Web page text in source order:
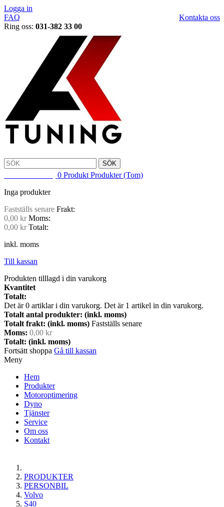
Logga in
Kontakta oss
FAQ
Ring oss: 031-382 33 00
SÖK
0 Produkt Produkter (Tom)
Inga produkter
Fastställs senare Frakt:
0,00 kr Moms:
0,00 kr Totalt:
inkl. moms
Till kassan
Produkten tilllagd i din varukorg
Kvantitet
Totalt:
Det är0 artiklar i din varukorg. Det är 1 artikel in din varukorg.
Totalt antal produkter: (inkl. moms)
Totalt frakt: (inkl. moms) Fastställs senare
Moms: 0,00 kr
Totalt: (inkl. moms)
Fortsätt shoppa Gå till kassan
Meny
Hem
Produkter
Motoroptimering
Dyno
Tjänster
Service
Om oss
Kontakt
PRODUKTER
PERSONBIL
Volvo
S40